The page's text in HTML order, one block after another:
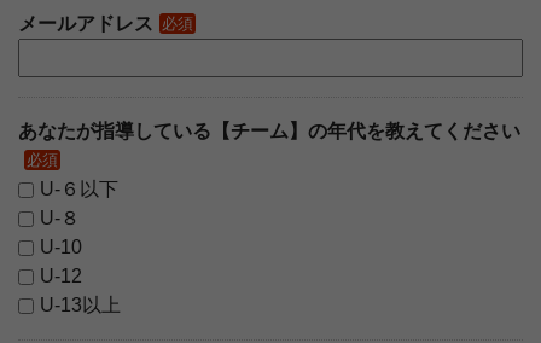
メールアドレス 必須
あなたが指導している【チーム】の年代を教えてください
必須
U-６以下
U-８
U-10
U-12
U-13以上